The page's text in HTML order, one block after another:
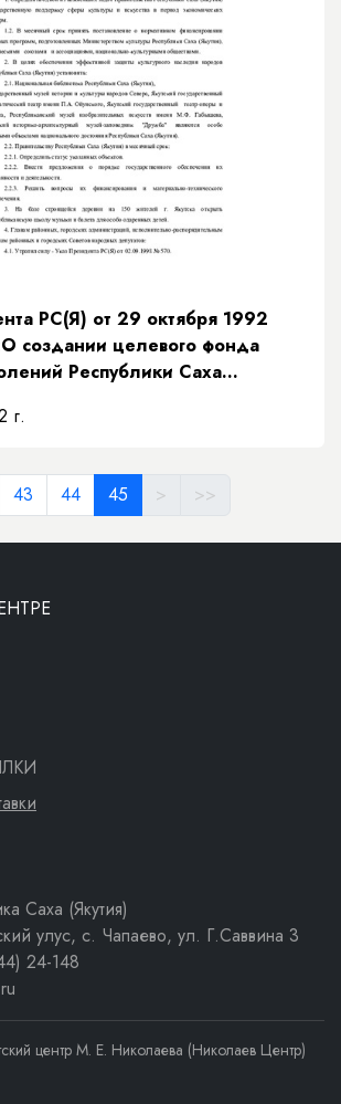
РС(Я) от 29 октября 1992
создании целевого фонда
Республики Саха
г.
43 44 45 > >>
Саха (Якутия)
улус, с. Чапаево, ул. Г.Саввина 3
24-148
центр М. Е. Николаева (Николаев Центр)